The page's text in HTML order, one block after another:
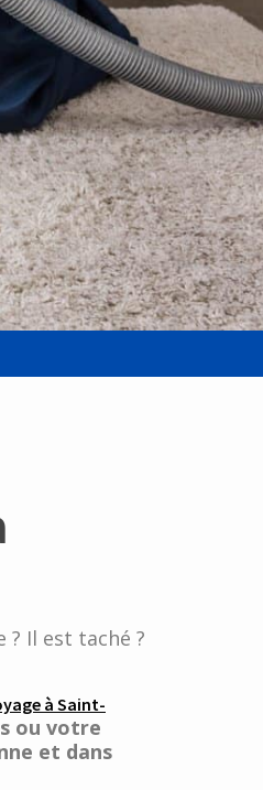
Il est taché ?
à Saint-
ou votre
et dans